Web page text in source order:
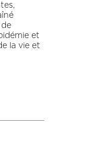
et
la vie et